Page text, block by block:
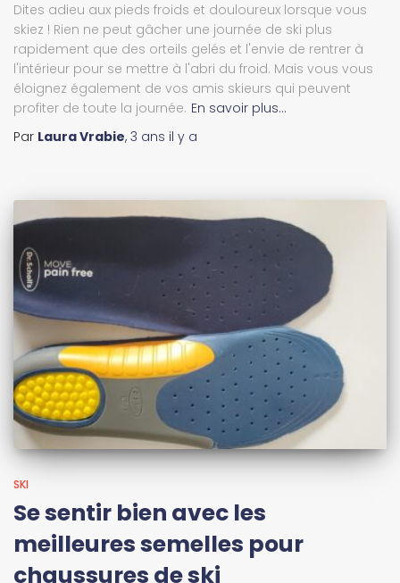
Dites adieu aux pieds froids et douloureux lorsque vous
skiez ! Rien ne peut gâcher une journée de ski plus
rapidement que des orteils gelés et l'envie de rentrer à
l'intérieur pour se mettre à l'abri du froid. Mais vous vous
éloignez également de vos amis skieurs qui peuvent
profiter de toute la journée. En savoir plus…
Par Laura Vrabie, 3 ans il y a
SKI
Se sentir bien avec les
meilleures semelles pour
chaussures de ski